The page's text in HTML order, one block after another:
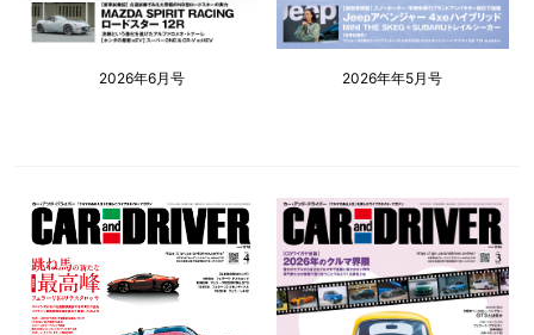
2026年6月号 2026年年5月号